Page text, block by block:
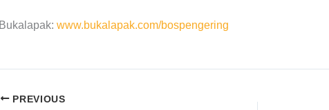
Bukalapak: www.bukalapak.com/bospengering
PREVIOUS